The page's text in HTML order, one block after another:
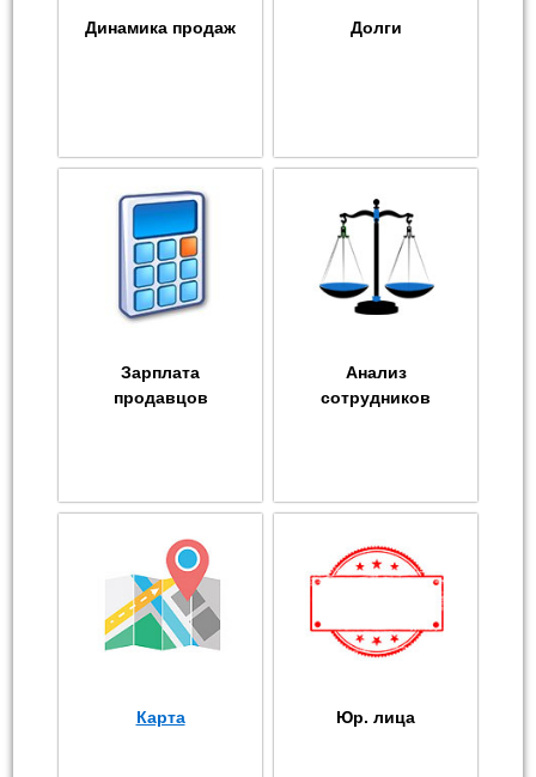
Динамика продаж Долги
Зарплата
продавцов
Анализ
сотрудников
Карта Юр. лица